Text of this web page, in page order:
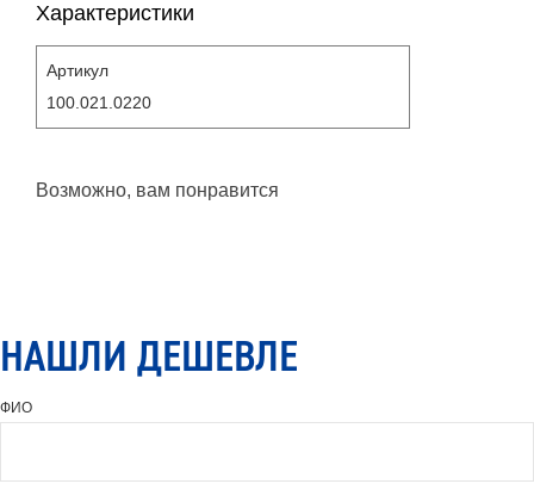
Характеристики
Артикул
100.021.0220
Возможно, вам понравится
НАШЛИ ДЕШЕВЛЕ
ФИО